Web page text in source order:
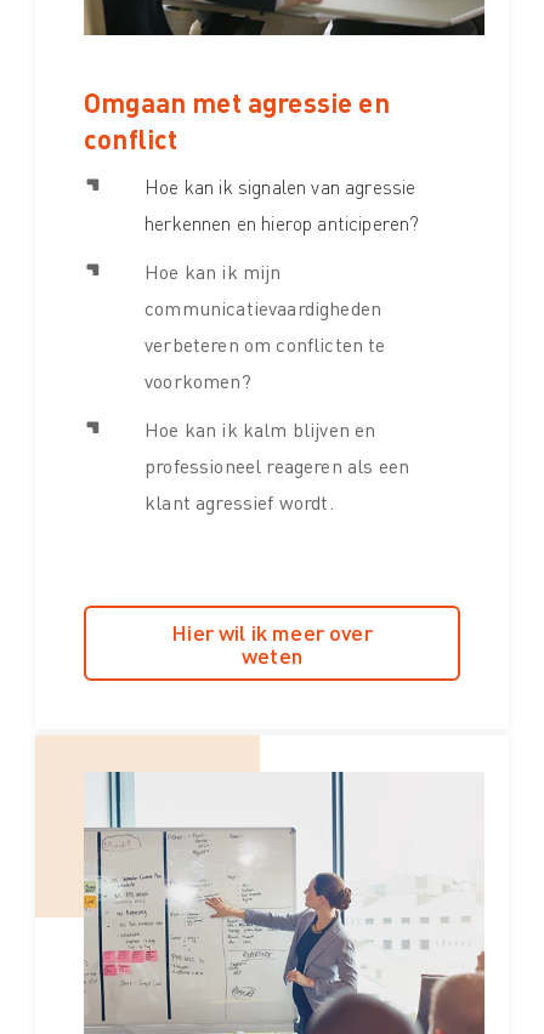
Omgaan met agressie en
conflict
Hoe kan ik signalen van agressie
herkennen en hierop anticiperen?
Hoe kan ik mijn
communicatievaardigheden
verbeteren om conflicten te
voorkomen?
Hoe kan ik kalm blijven en
professioneel reageren als een
klant agressief wordt.
Hier wil ik meer over
weten